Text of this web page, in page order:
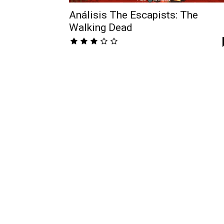
Análisis The Escapists: The
Walking Dead